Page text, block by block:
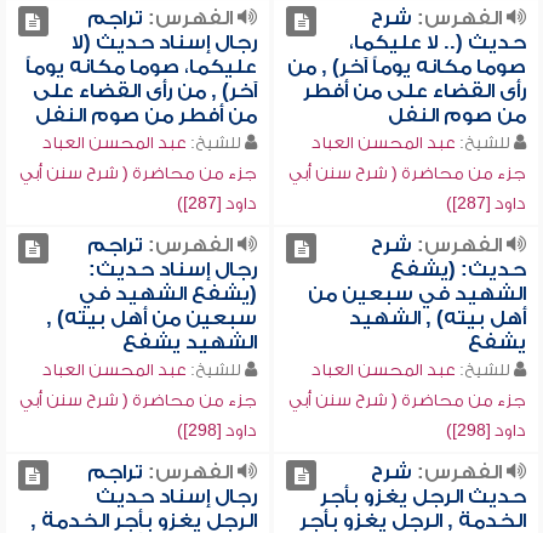
الفهرس: شرح
حديث (.. لا عليكما،
صوما مكانه يوماً آخر) , من
رأى القضاء على من أفطر
من صوم النفل
للشيخ: عبد المحسن العباد
جزء من محاضرة ( شرح سنن أبي
داود [287])
الفهرس: تراجم
رجال إسناد حديث (لا
عليكما، صوما مكانه يوماً
آخر) , من رأى القضاء على
من أفطر من صوم النفل
للشيخ: عبد المحسن العباد
جزء من محاضرة ( شرح سنن أبي
داود [287])
الفهرس: شرح
حديث: (يشفع
الشهيد في سبعين من
أهل بيته) , الشهيد
يشفع
للشيخ: عبد المحسن العباد
جزء من محاضرة ( شرح سنن أبي
داود [298])
الفهرس: تراجم
رجال إسناد حديث:
(يشفع الشهيد في
سبعين من أهل بيته) ,
الشهيد يشفع
للشيخ: عبد المحسن العباد
جزء من محاضرة ( شرح سنن أبي
داود [298])
الفهرس: شرح
حديث الرجل يغزو بأجر
الخدمة , الرجل يغزو بأجر
الفهرس: تراجم
رجال إسناد حديث
الرجل يغزو بأجر الخدمة ,